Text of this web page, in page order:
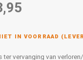
IN VOORRAAD
ter vervanging van